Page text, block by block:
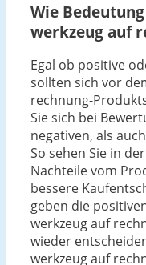
Wie
werkzeug auf
Egal ob positive
sollten sich vor
rechnung-
Sie sich bei
negativen, als
So sehen Sie in
Nachteile vom
bessere
geben die
werkzeug auf
wieder
werkzeug auf